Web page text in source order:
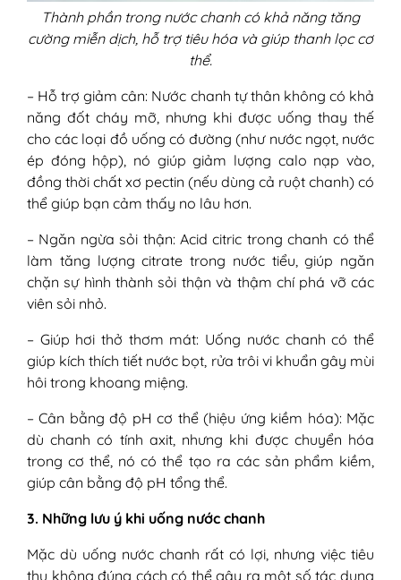
Thành phần trong nước chanh có khả năng tăng
cường miễn dịch, hỗ trợ tiêu hóa và giúp thanh lọc cơ
thể.
– Hỗ trợ giảm cân: Nước chanh tự thân không có khả
năng đốt cháy mỡ, nhưng khi được uống thay thế
cho các loại đồ uống có đường (như nước ngọt, nước
ép đóng hộp), nó giúp giảm lượng calo nạp vào,
đồng thời chất xơ pectin (nếu dùng cả ruột chanh) có
thể giúp bạn cảm thấy no lâu hơn.
– Ngăn ngừa sỏi thận: Acid citric trong chanh có thể
làm tăng lượng citrate trong nước tiểu, giúp ngăn
chặn sự hình thành sỏi thận và thậm chí phá vỡ các
viên sỏi nhỏ.
– Giúp hơi thở thơm mát: Uống nước chanh có thể
giúp kích thích tiết nước bọt, rửa trôi vi khuẩn gây mùi
hôi trong khoang miệng.
– Cân bằng độ pH cơ thể (hiệu ứng kiềm hóa): Mặc
dù chanh có tính axit, nhưng khi được chuyển hóa
trong cơ thể, nó có thể tạo ra các sản phẩm kiềm,
giúp cân bằng độ pH tổng thể.
3. Những lưu ý khi uống nước chanh
Mặc dù uống nước chanh rất có lợi, nhưng việc tiêu
thụ không đúng cách có thể gây ra một số tác dụng